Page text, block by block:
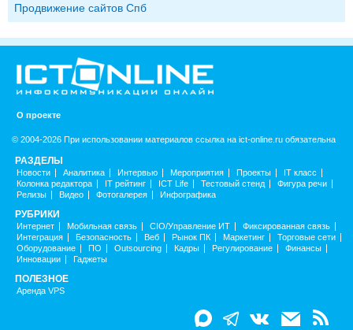
Продвижение сайтов Спб
О проекте
© 2004-2026 При использовании материалов ссылка на ict-online.ru обязательна
РАЗДЕЛЫ
Новости Аналитика Интервью Мероприятия Проекты
IT класс
Колонка редактора
IT рейтинг ICT Life Тестовый стенд
Фигура речи
Релизы
Видео Фотогалерея Инфографика
РУБРИКИ
Интернет Мобильная связь CIO/Управление ИТ
Фиксированная связь
Интеграция
Безопасность Веб Рынок ПК Маркетинг
Торговые сети
Оборудование
ПО Outsourcing Кадры Регулирование
Финансы
Инновации
Гаджеты
ПОЛЕЗНОЕ
Аренда VPS